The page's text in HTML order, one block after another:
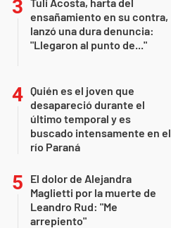
ensañamiento en su contra,
lanzó una dura denuncia:
"Llegaron al punto de..."
Quién es el joven que
desapareció durante el
último temporal y es
buscado intensamente en el
río Paraná
El dolor de Alejandra
Maglietti por la muerte de
Leandro Rud: "Me
arrepiento"